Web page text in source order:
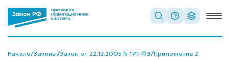
Начало/Законы/Закон от 22.12.2005 N 171-ФЗ/Приложение 2